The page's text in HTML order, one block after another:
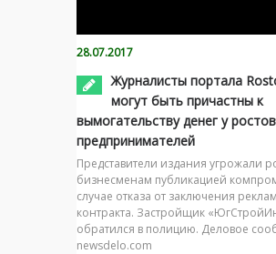
28.07.2017
Журналисты портала
могут быть причастны к
вымогательству денег у
предпринимателей
Представители издания угрожали
бизнесменам публикацией
случае отказа от заключения
контракта. Застройщик
обратился в полицию. Деловое
newsdelo.com